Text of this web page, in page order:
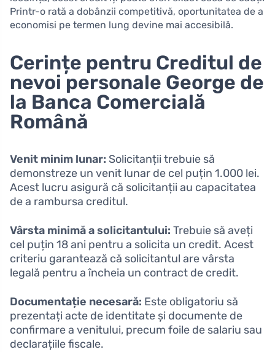
Printr-o rată a dobânzii competitivă, oportunitatea de a
economisi pe termen lung devine mai accesibilă.
Cerințe pentru Creditul de
nevoi personale George de
la Banca Comercială
Română
Venit minim lunar: Solicitanții trebuie să
demonstreze un venit lunar de cel puțin 1.000 lei.
Acest lucru asigură că solicitanții au capacitatea
de a rambursa creditul.
Vârsta minimă a solicitantului: Trebuie să aveți
cel puțin 18 ani pentru a solicita un credit. Acest
criteriu garantează că solicitantul are vârsta
legală pentru a încheia un contract de credit.
Documentație necesară: Este obligatoriu să
prezentați acte de identitate și documente de
confirmare a venitului, precum foile de salariu sau
declarațiile fiscale.